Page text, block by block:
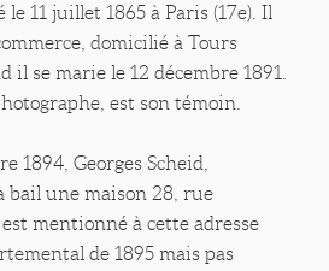
le 11 juillet 1865 à Paris (17e). Il
domicilié à Tours
se marie le 12 décembre 1891.
est son témoin.
1894, Georges Scheid,
bail une maison 28, rue
mentionné à cette adresse
de 1895 mais pas